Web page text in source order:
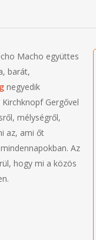
Macho együttes
barát,
negyedik
Kirchknopf Gergővel
mélységről,
az, ami őt
Az
hogy mi a közös